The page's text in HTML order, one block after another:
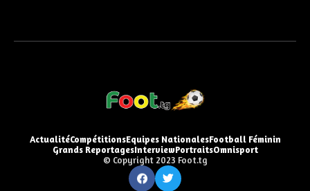
ActualitéCompétitionsEquipes NationalesFootball Féminin
Grands ReportagesInterviewPortraitsOmnisport
© Copyright 2023 Foot.tg